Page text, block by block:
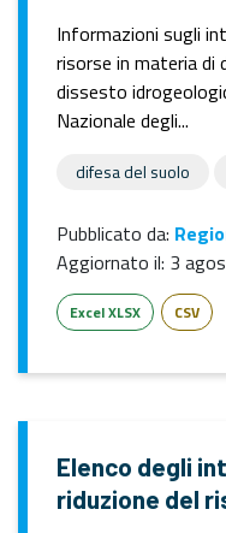
Informazioni sugli
risorse in materia di
dissesto
Nazionale degli...
difesa del suolo
Pubblicato da:
Aggiornato il: 3
Excel XLSX CSV
Elenco degli
riduzione del